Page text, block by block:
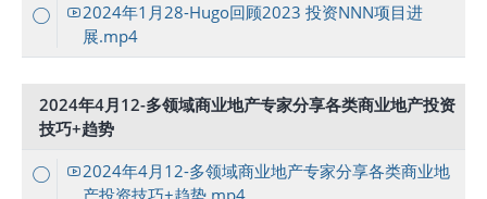
2024年1月28-Hugo回顾2023 投资NNN项目进
展.mp4
2024年4月12-多领域商业地产专家分享各类商业地产投资
技巧+趋势
2024年4月12-多领域商业地产专家分享各类商业地
产投资技巧+趋势.mp4